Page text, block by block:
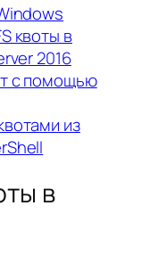
квоты в
2016
с помощью
из
в